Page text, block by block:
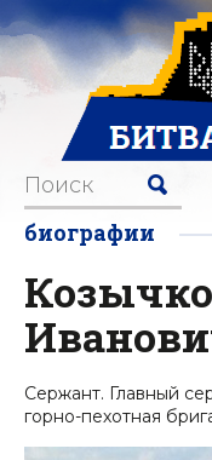
биографии
Сержант. Главный
горно-пехотная